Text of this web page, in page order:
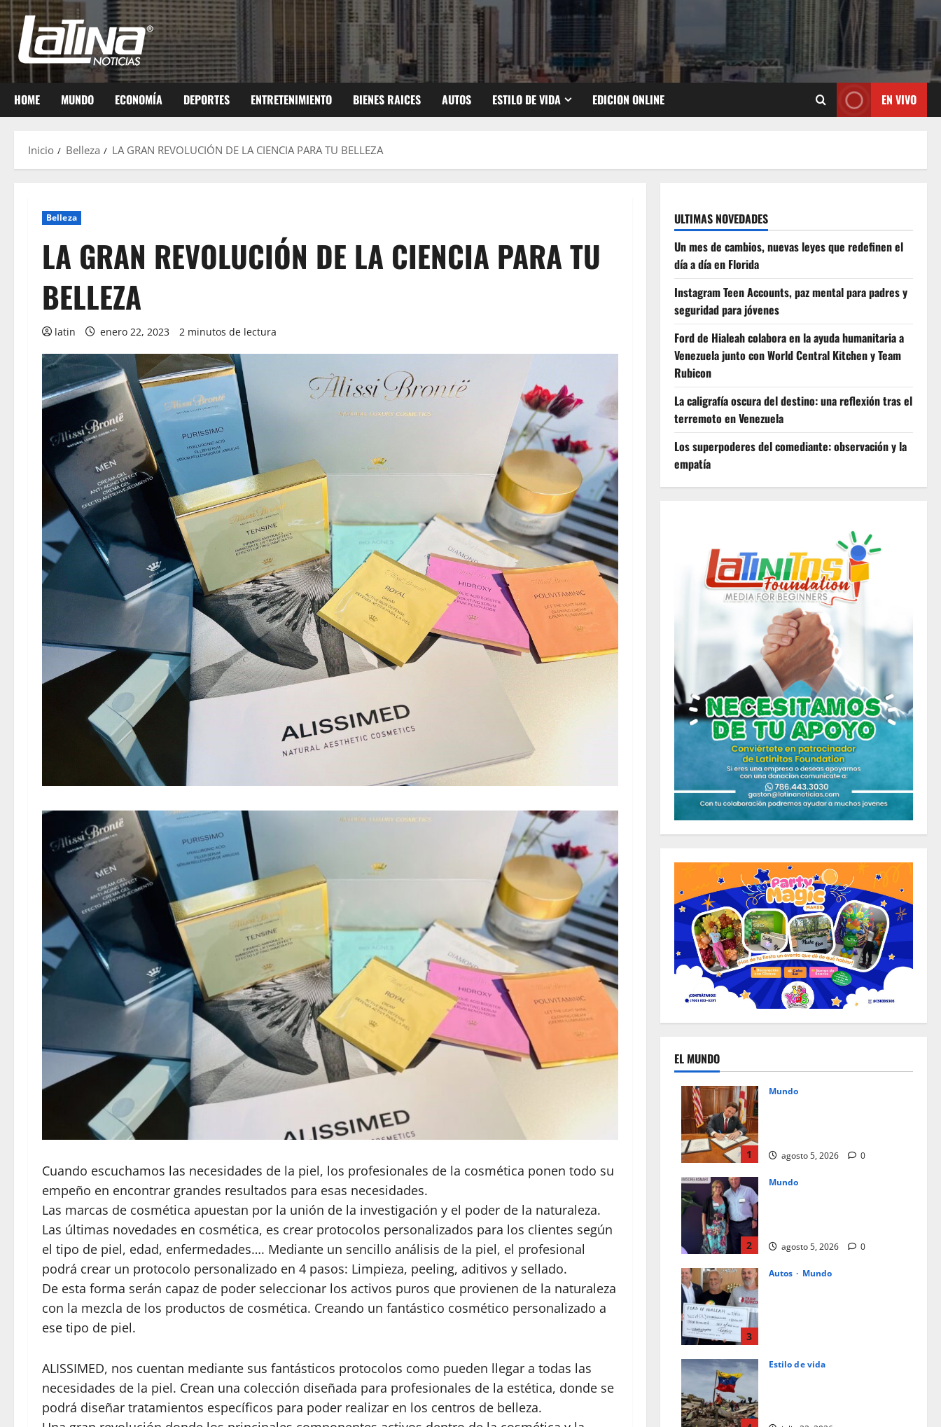
HOME MUNDO ECONOMÍA DEPORTES ENTRETENIMIENTO BIENES RAICES AUTOS ESTILO DE VIDA EDICION ONLINE EN VIVO
Inicio Belleza LA GRAN REVOLUCIÓN DE LA CIENCIA PARA TU BELLEZA
Belleza
LA GRAN REVOLUCIÓN DE LA CIENCIA PARA TU
BELLEZA
latin enero 22, 2023 2 minutos de lectura
Cuando escuchamos las necesidades de la piel, los profesionales de la cosmética ponen todo su
empeño en encontrar grandes resultados para esas necesidades.
Las marcas de cosmética apuestan por la unión de la investigación y el poder de la naturaleza.
Las últimas novedades en cosmética, es crear protocolos personalizados para los clientes según
el tipo de piel, edad, enfermedades…. Mediante un sencillo análisis de la piel, el profesional
podrá crear un protocolo personalizado en 4 pasos: Limpieza, peeling, aditivos y sellado.
De esta forma serán capaz de poder seleccionar los activos puros que provienen de la naturaleza
con la mezcla de los productos de cosmética. Creando un fantástico cosmético personalizado a
ese tipo de piel.
ALISSIMED, nos cuentan mediante sus fantásticos protocolos como pueden llegar a todas las
necesidades de la piel. Crean una colección diseñada para profesionales de la estética, donde se
podrá diseñar tratamientos específicos para poder realizar en los centros de belleza.
ULTIMAS NOVEDADES
Un mes de cambios, nuevas leyes que redefinen el
día a día en Florida
Instagram Teen Accounts, paz mental para padres y
seguridad para jóvenes
Ford de Hialeah colabora en la ayuda humanitaria a
Venezuela junto con World Central Kitchen y Team
Rubicon
La caligrafía oscura del destino: una reflexión tras el
terremoto en Venezuela
Los superpoderes del comediante: observación y la
empatía
EL MUNDO
1
Mundo
agosto 5, 2026 0
2
Mundo
agosto 5, 2026 0
3
Autos Mundo
julio 23, 2026
Estilo de vida